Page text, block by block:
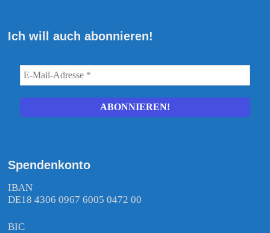
Ich will auch abonnieren!
Spendenkonto
IBAN
DE18 4306 0967 6005 0472 00
BIC